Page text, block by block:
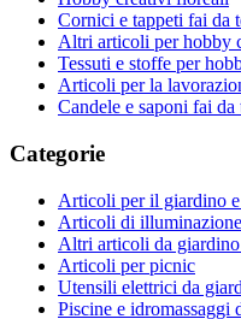
Cornici e tappeti fai da
Altri articoli per hobby
Tessuti e stoffe per
Articoli per la
Candele e saponi fai
Categorie
Articoli per il giardino
Articoli di
Altri articoli da giardino
Articoli per picnic
Utensili elettrici da
Piscine e idromassaggi